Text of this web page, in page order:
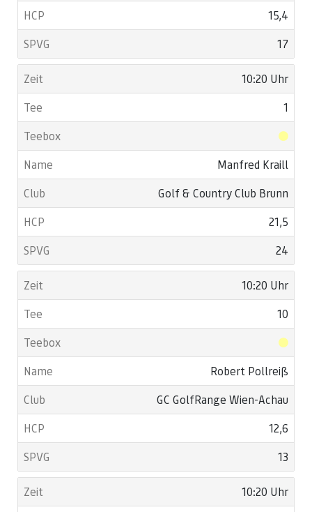
15,4
17
10:20 Uhr
1
Manfred Kraill
Golf & Country Club Brunn
21,5
24
10:20 Uhr
10
Robert Pollreiß
GC GolfRange Wien-Achau
12,6
13
10:20 Uhr